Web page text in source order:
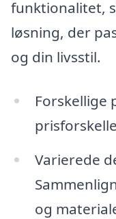
funktionalitet,
løsning, der
og din livsstil.
Forskellige
Varierede
og